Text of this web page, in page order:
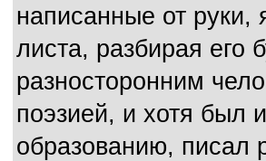
написанные от
листа, разбирая его
разносторонним
поэзией, и хотя был
образованию, писал